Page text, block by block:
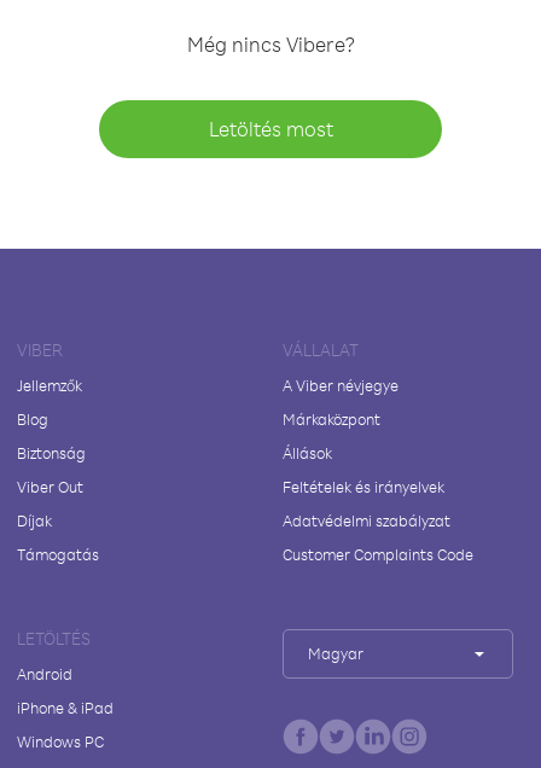
Még nincs Vibere?
Letöltés most
VIBER
Jellemzők
Blog
Biztonság
Viber Out
Díjak
Támogatás
VÁLLALAT
A Viber névjegye
Márkaközpont
Állások
Feltételek és irányelvek
Adatvédelmi szabályzat
Customer Complaints Code
LETÖLTÉS
Android
iPhone & iPad
Windows PC
Magyar